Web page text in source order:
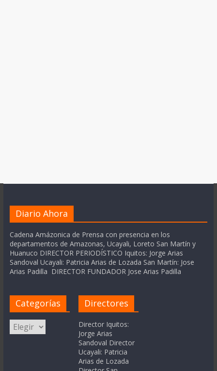
Diario Ahora
Cadena Amázonica de Prensa con presencia en los
departamentos de Amazonas, Ucayali, Loreto San Martín y
Huanuco DIRECTOR PERIODÍSTICO Iquitos: Jorge Arias
Sandoval Ucayali: Patricia Arias de Lozada San Martín: Jose
Arias Padilla DIRECTOR FUNDADOR Jose Arias Padilla
Categorías
Categorías
Directores
Director Iquitos:
Jorge Arias
Sandoval Director
Ucayali: Patricia
Arias de Lozada